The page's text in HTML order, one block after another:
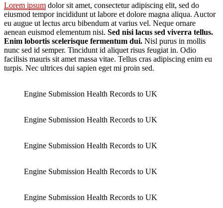
Lorem ipsum dolor sit amet, consectetur adipiscing elit, sed do
eiusmod tempor incididunt ut labore et dolore magna aliqua. Auctor
eu augue ut lectus arcu bibendum at varius vel. Neque ornare
aenean euismod elementum nisi. Sed nisi lacus sed viverra tellus.
Enim lobortis scelerisque fermentum dui. Nisl purus in mollis
nunc sed id semper. Tincidunt id aliquet risus feugiat in. Odio
facilisis mauris sit amet massa vitae. Tellus cras adipiscing enim eu
turpis. Nec ultrices dui sapien eget mi proin sed.
Engine Submission Health Records to UK
Engine Submission Health Records to UK
Engine Submission Health Records to UK
Engine Submission Health Records to UK
Engine Submission Health Records to UK